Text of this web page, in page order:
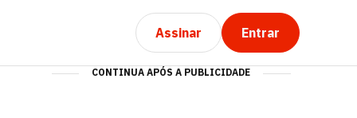
Assinar Entrar
CONTINUA APÓS A PUBLICIDADE